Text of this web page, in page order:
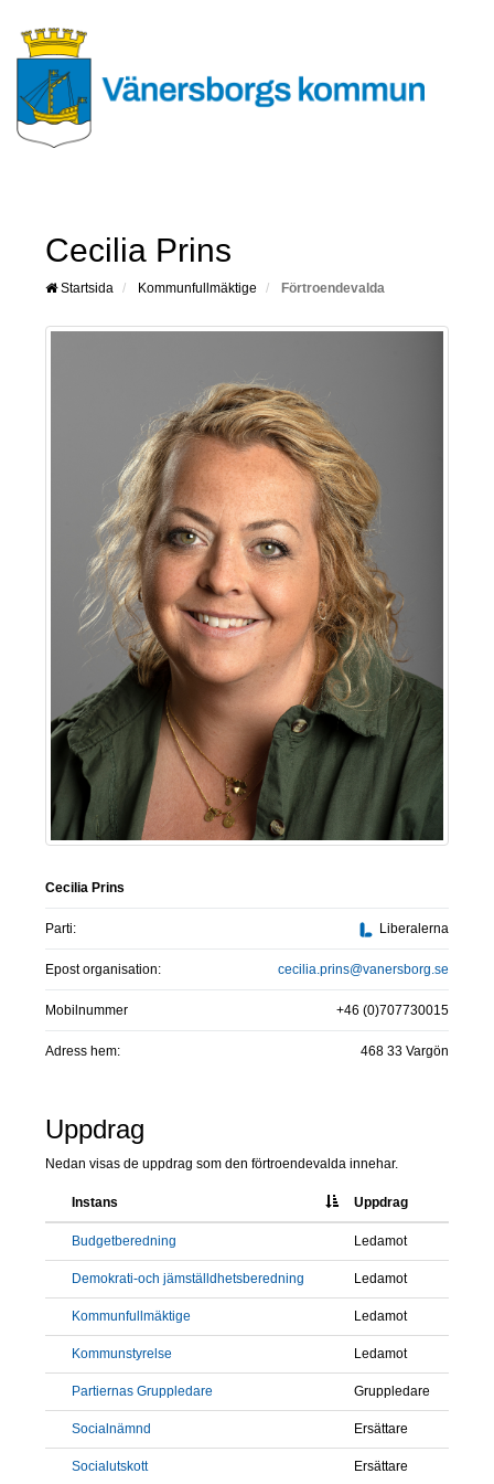
Cecilia Prins
Startsida Kommunfullmäktige Förtroendevalda
Cecilia Prins
Liberalerna
Parti:
cecilia.prins@vanersborg.se
Epost organisation:
+46 (0)707730015
Mobilnummer
468 33 Vargön
Adress hem:
Uppdrag
Nedan visas de uppdrag som den förtroendevalda innehar.
Instans Uppdrag
Budgetberedning Ledamot
Demokrati-och jämställdhetsberedning Ledamot
Kommunfullmäktige Ledamot
Kommunstyrelse Ledamot
Partiernas Gruppledare Gruppledare
Socialnämnd Ersättare
Socialutskott Ersättare